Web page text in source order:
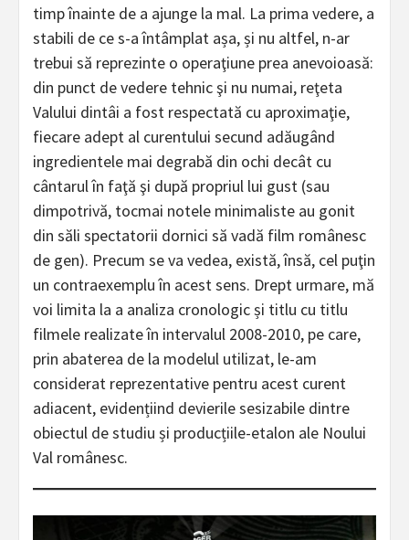
timp înainte de a ajunge la mal. La prima vedere, a
stabili de ce s-a întâmplat așa, și nu altfel, n-ar
trebui să reprezinte o operaţiune prea anevoioasă:
din punct de vedere tehnic şi nu numai, reţeta
Valului dintâi a fost respectată cu aproximaţie,
fiecare adept al curentului secund adăugând
ingredientele mai degrabă din ochi decât cu
cântarul în faţă şi după propriul lui gust (sau
dimpotrivă, tocmai notele minimaliste au gonit
din săli spectatorii dornici să vadă film românesc
de gen). Precum se va vedea, există, însă, cel puţin
un contraexemplu în acest sens. Drept urmare, mă
voi limita la a analiza cronologic și titlu cu titlu
filmele realizate în intervalul 2008-2010, pe care,
prin abaterea de la modelul utilizat, le-am
considerat reprezentative pentru acest curent
adiacent, evidențiind devierile sesizabile dintre
obiectul de studiu și producțiile-etalon ale Noului
Val românesc.